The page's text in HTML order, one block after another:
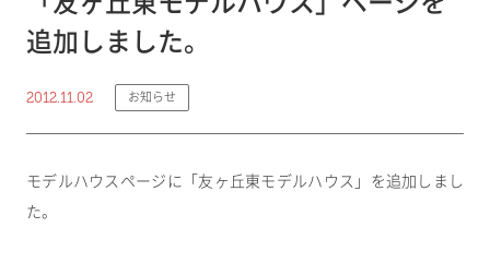
追加しました。
2012.11.02 お知らせ
モデルハウスページに「友ヶ丘東モデルハウス」を追加しまし
た。